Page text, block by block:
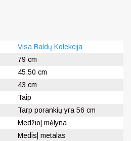
Visa Baldų Kolekcija
79 cm
45,50 cm
43 cm
Taip
Tarp porankių yra 56 cm
Medžio| mėlyna
Medis| metalas